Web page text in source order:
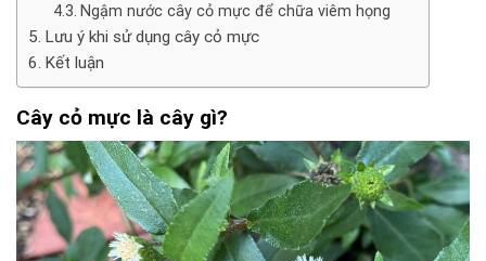
Ngậm nước cây cỏ mực để chữa viêm họng
Lưu ý khi sử dụng cây cỏ mực
Kết luận
Cây cỏ mực là cây gì?